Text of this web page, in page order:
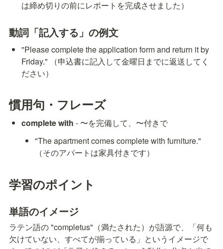
は締め切りの前にレポートを完成させました）
動詞「記入する」の例文
"Please complete the application form and return it by
Friday." （申込書に記入して金曜日までに返送してく
ださい）
慣用句・フレーズ
complete with - 〜を完備して、〜付きで
"The apartment comes complete with furniture."
（そのアパートは家具付きです）
学習のポイント
単語のイメージ
ラテン語の "completus"（満たされた）が語源で、「何も
欠けていない、すべてが揃っている」というイメージで